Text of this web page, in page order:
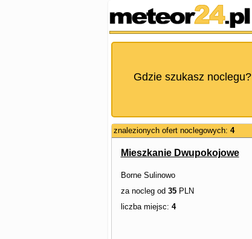
Gdzie szukasz noclegu?
znalezionych ofert noclegowych: 4
Mieszkanie Dwupokojowe
Borne Sulinowo
za nocleg od 35PLN
liczba miejsc: 4